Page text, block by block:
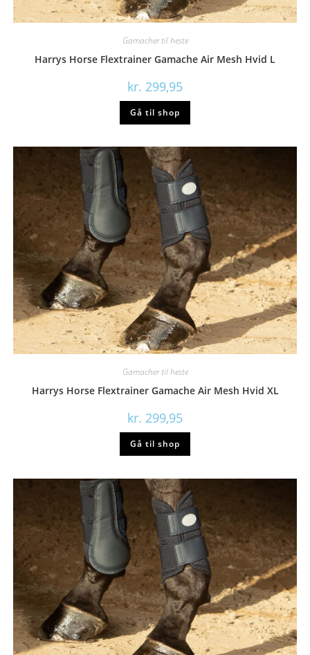
Gamacher til heste
Harrys Horse Flextrainer Gamache Air Mesh Hvid L
kr. 299,95
Gå til shop
Gamacher til heste
Harrys Horse Flextrainer Gamache Air Mesh Hvid XL
kr. 299,95
Gå til shop